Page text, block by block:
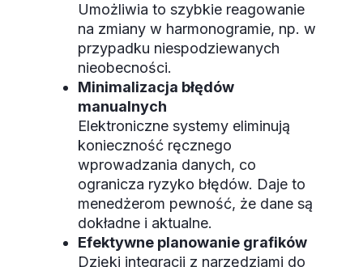
Umożliwia to szybkie reagowanie
na zmiany w harmonogramie, np. w
przypadku niespodziewanych
nieobecności.
Minimalizacja błędów
manualnych
Elektroniczne systemy eliminują
konieczność ręcznego
wprowadzania danych, co
ogranicza ryzyko błędów. Daje to
menedżerom pewność, że dane są
dokładne i aktualne.
Efektywne planowanie grafików
Dzięki integracji z narzędziami do